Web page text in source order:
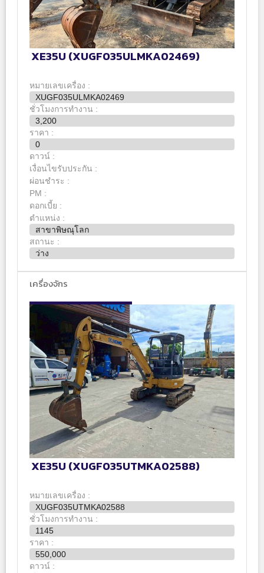
XE35U (XUGF035ULMKA02469)
หมายเลขเครื่อง :
XUGF035ULMKA02469
ชั่วโมงการทำงาน :
3,200
ราคา :
0
ดาวน์ :
เงื่อนไขรับประกัน :
ผ่อนชำระ :
PM :
ดอกเบี้ย :
ตำแหน่ง :
สาขาพิษณุโลก
สถานะ :
ว่าง
เครื่องจักร
XE35U (XUGF035UTMKA02588)
หมายเลขเครื่อง :
XUGF035UTMKA02588
ชั่วโมงการทำงาน :
1145
ราคา :
550,000
ดาวน์ :